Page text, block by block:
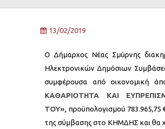
13/02/2019
Ο Δήμαρχος Νέας Σμύρνης
Ηλεκτρονικών Δημόσιων
συμφέρουσα από οικονομική
ΚΑΘΑΡΙΟΤΗΤΑ ΚΑΙ
ΤΟΥ», προϋπολογισμού
της σύμβασης στο ΚΗΜΔΗΣ και θα